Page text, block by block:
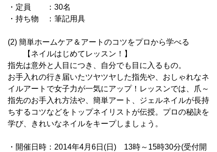
・定員 ：30名
・持ち物 ：筆記用具
(2) 簡単ホームケア＆アートのコツをプロから学べる
【ネイルはじめてレッスン！】
指先は意外と人目につき、自分でも目に入るもの。
お手入れの行き届いたツヤツヤした指先や、おしゃれなネ
イルアートで女子力が一気にアップ！レッスンでは、爪～
指先のお手入れ方法や、簡単アート、ジェルネイルが長持
ちするコツなどをトップネイリストが伝授。プロの秘訣を
学び、きれいなネイルをキープしましょう。
・開催日時：2014年4月6日(日) 13時～15時30分(受付開